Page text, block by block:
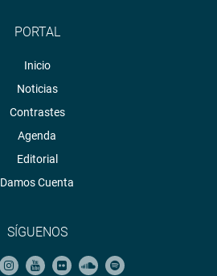
PORTAL
Inicio
Noticias
Contrastes
Agenda
Editorial
Damos Cuenta
SÍGUENOS